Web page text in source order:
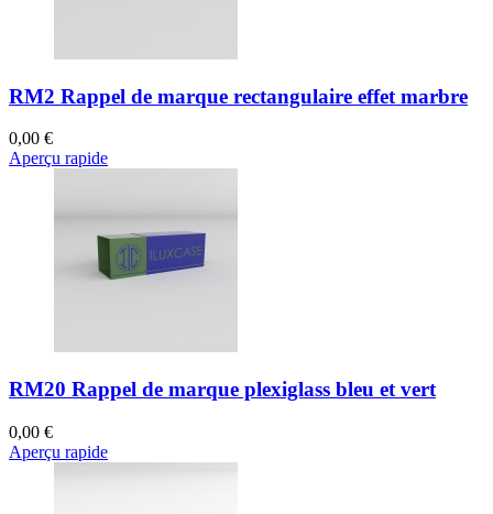
RM2 Rappel de marque rectangulaire effet marbre
0,00 €
Aperçu rapide
RM20 Rappel de marque plexiglass bleu et vert
0,00 €
Aperçu rapide